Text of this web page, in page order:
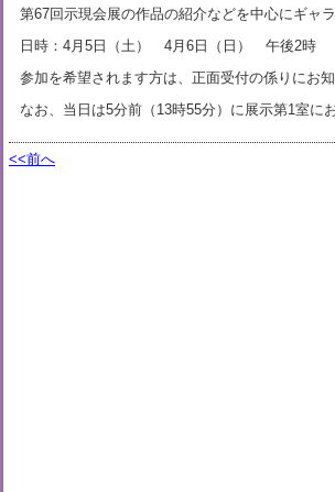
第67回示現会展の作品の紹介などを中心にギャ
日時：4月5日（土） 4月6日（日） 午後2時
参加を希望されます方は、正面受付の係りにお知
なお、当日は5分前（13時55分）に展示第1室に
<<前へ